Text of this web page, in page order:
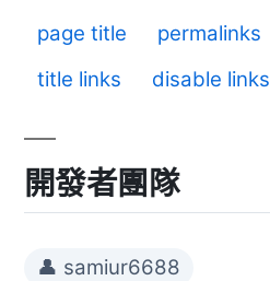
page title permalinks
title links
disable links
開發者團隊
👤 samiur6688